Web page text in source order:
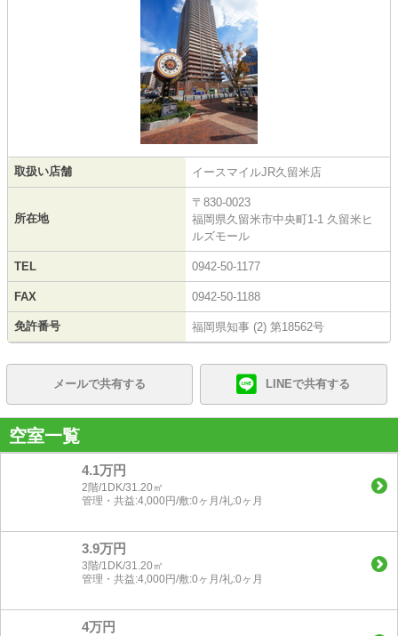
取扱い店舗 イースマイルJR久留米店
所在地
〒830-0023
福岡県久留米市中央町1-1 久留米ヒ
ルズモール
TEL 0942-50-1177
FAX 0942-50-1188
免許番号 福岡県知事 (2) 第18562号
メールで共有する LINEで共有する
空室一覧
4.1万円
2階/1DK/31.20㎡
管理・共益:4,000円/敷:0ヶ月/礼:0ヶ月
3.9万円
3階/1DK/31.20㎡
管理・共益:4,000円/敷:0ヶ月/礼:0ヶ月
4万円